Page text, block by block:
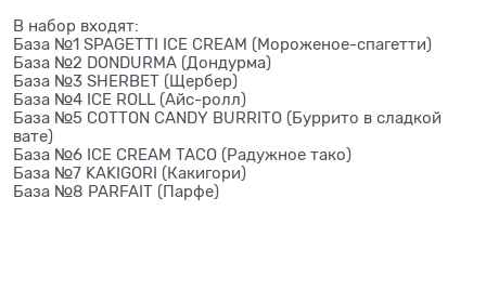
В набор входят:
База №1 SPAGETTI ICE CREAM (Мороженое-спагетти)
База №2 DONDURMA (Дондурма)
База №3 SHERBET (Щербер)
База №4 ICE ROLL (Айс-ролл)
База №5 COTTON CANDY BURRITO (Буррито в сладкой
вате)
База №6 ICE CREAM TACO (Радужное тако)
База №7 KAKIGORI (Какигори)
База №8 PARFAIT (Парфе)